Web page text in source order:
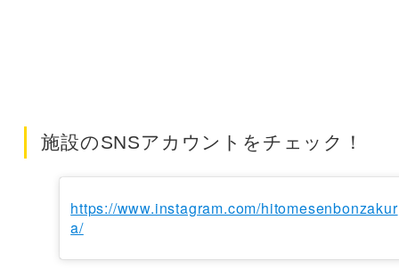
施設のSNSアカウントをチェック！
https://www.instagram.com/hitomesenbonzakur
a/